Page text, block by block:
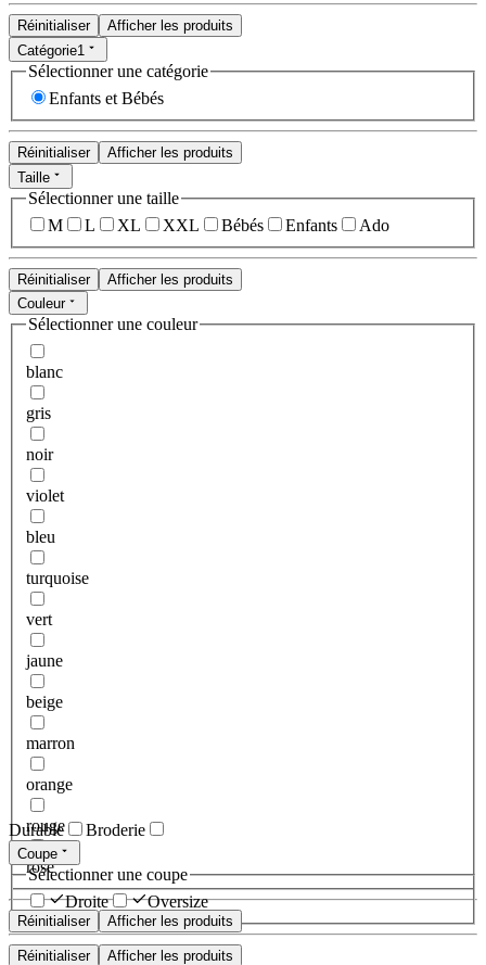
Réinitialiser
Afficher les produits
Catégorie1
Sélectionner une catégorie
Enfants et Bébés
Réinitialiser
Afficher les produits
Taille
Sélectionner une taille
M
L XL XXL Bébés Enfants Ado
Réinitialiser
Afficher les produits
Couleur
Sélectionner une couleur
blanc
gris
noir
violet
bleu
turquoise
vert
jaune
beige
marron
orange
rouge
rose
Réinitialiser Afficher les produits
Durable Broderie
Coupe
Sélectionner une coupe
Droite
Oversize
Réinitialiser Afficher les produits